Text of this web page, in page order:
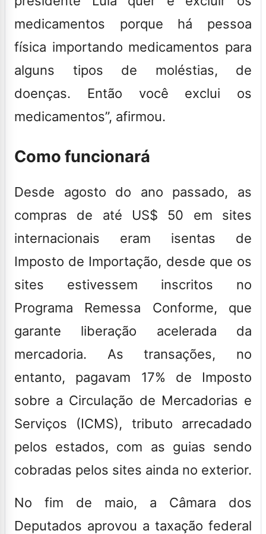
medicamentos porque há pessoa
física importando medicamentos para
alguns tipos de moléstias, de
doenças. Então você exclui os
medicamentos”, afirmou.
Como funcionará
Desde agosto do ano passado, as
compras de até US$ 50 em sites
internacionais eram isentas de
Imposto de Importação, desde que os
sites estivessem inscritos no
Programa Remessa Conforme, que
garante liberação acelerada da
mercadoria. As transações, no
entanto, pagavam 17% de Imposto
sobre a Circulação de Mercadorias e
Serviços (ICMS), tributo arrecadado
pelos estados, com as guias sendo
cobradas pelos sites ainda no exterior.
No fim de maio, a Câmara dos
Deputados aprovou a taxação federal